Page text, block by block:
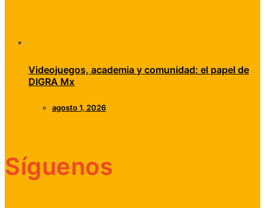
Videojuegos, academia y comunidad: el papel de
DIGRA Mx
agosto 1, 2026
Síguenos